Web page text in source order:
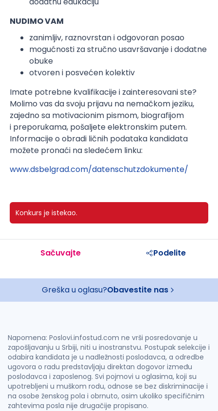
NUDIMO VAM
zanimljiv, raznovrstan i odgovoran posao
mogućnosti za stručno usavršavanje i dodatne
obuke
otvoren i posvećen kolektiv
Imate potrebne kvalifikacije i zainteresovani ste?
Molimo vas da svoju prijavu na nemačkom jeziku,
zajedno sa motivacionim pismom, biografijom
i preporukama, pošaljete elektronskim putem.
Informacije o obradi ličnih podataka kandidata
možete pronaći na sledećem linku:
www.dsbelgrad.com/datenschutzdokumente/
Konkurs je istekao.
Sačuvajte Podelite
Greška u oglasu?Obavestite nas
Napomena: Poslovi.infostud.com ne vrši posredovanje u
zapošljavanju u Srbiji, niti u inostranstvu. Postupak selekcije i
odabira kandidata je u nadležnosti poslodavca, a odredbe
ugovora o radu predstavljaju direktan dogovor između
poslodavca i zaposlenog. Svi pojmovi u oglasima, koji su
upotrebljeni u muškom rodu, odnose se bez diskriminacije i
na osobe ženskog pola i obrnuto, osim ukoliko specifičnim
zahtevima posla nije drugačije propisano.